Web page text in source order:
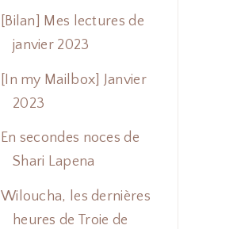
[Bilan] Mes lectures de
janvier 2023
[In my Mailbox] Janvier
2023
En secondes noces de
Shari Lapena
Wiloucha, les dernières
heures de Troie de